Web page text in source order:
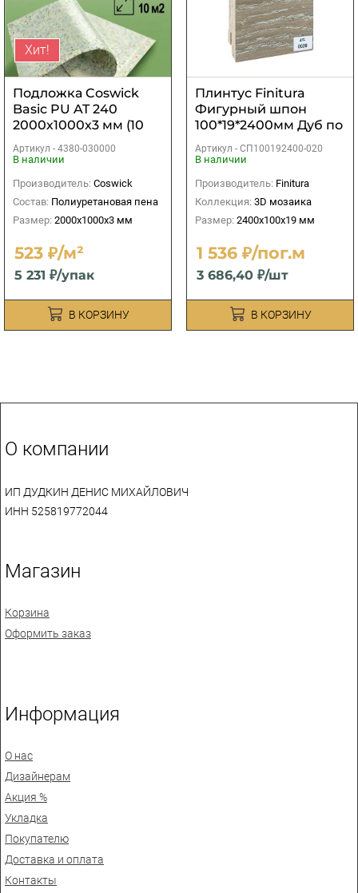
Хит!
Подложка Coswick
Basic PU AT 240
2000х1000х3 мм (10
Артикул - 4380-030000
В наличии
Производитель: Coswick
Состав: Полиуретановая пена
Размер: 2000х1000х3 мм
523 ₽/м²
5 231 ₽/упак
В КОРЗИНУ
Плинтус Finitura
Фигурный шпон
100*19*2400мм Дуб по
Артикул - СП100192400-020
В наличии
Производитель: Finitura
Коллекция: 3D мозаика
Размер: 2400х100х19 мм
1 536 ₽/пог.м
3 686,40 ₽/шт
В КОРЗИНУ
О компании
ИП ДУДКИН ДЕНИС МИХАЙЛОВИЧ
ИНН 525819772044
Магазин
Корзина
Оформить заказ
Информация
О нас
Дизайнерам
Акция %
Укладка
Покупателю
Доставка и оплата
Контакты